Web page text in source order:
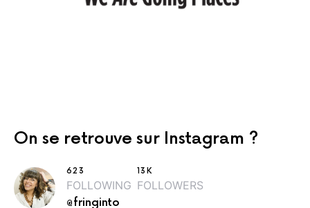
On se retrouve sur Instagram ?
623
FOLLOWING
13K
FOLLOWERS
@fringinto